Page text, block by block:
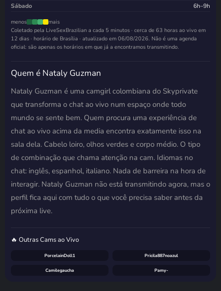
Sábado
6h–9h
menos
mais
Coletado pela LiveSexBrazilian a cada 5 minutos · cerca de 63 horas ao vivo em
12 dias · horário de Brasília · atualizado em 06/08/2026. Não é uma agenda
oficial: são apenas os horários em que já a encontramos transmitindo.
Quem é Nataly Guzman
Nataly Guzman é uma camgirl colombiana do Skyprivate
que transforma o chat ao vivo num espaço onde todo
mundo se sente bem. Quem procura uma experiência de
chat ao vivo acima da media encontra exatamente isso na
sala dela. Cabelo loiro, olhos verdes e corpo médio. O tipo
de combinação que chama atenção na cam. Idiomas no
chat: inglês, espanhol, italiano. Nada de barreira na hora de
interagir. Nataly Guzman não está transmitindo agora, mas o
perfil fica aqui com tudo o que você precisa saber antes da
próxima live.
🔥 Outras Cams ao Vivo
PorcelainDoll1 Pricila887noazul
Camilegaucha Pamy-